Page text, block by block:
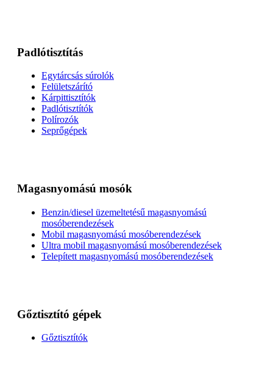
Padlótisztítás
Egytárcsás súrolók
Felületszárító
Kárpittisztítók
Padlótisztítók
Polírozók
Seprőgépek
Magasnyomású mosók
Benzin/diesel üzemeltetésű magasnyomású
mosóberendezések
Mobil magasnyomású mosóberendezések
Ultra mobil magasnyomású mosóberendezések
Telepített magasnyomású mosóberendezések
Gőztisztító gépek
Gőztisztítók